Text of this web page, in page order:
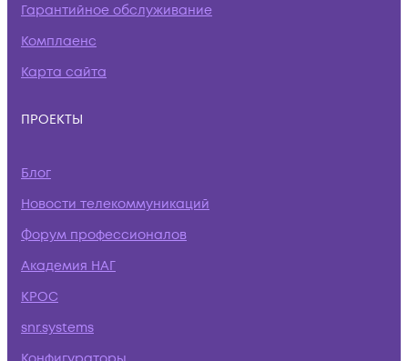
Гарантийное обслуживание
Комплаенс
Карта сайта
ПРОЕКТЫ
Блог
Новости телекоммуникаций
Форум профессионалов
Академия НАГ
КРОС
snr.systems